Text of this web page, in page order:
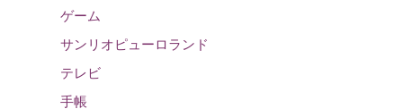
ゲーム
サンリオピューロランド
テレビ
手帳